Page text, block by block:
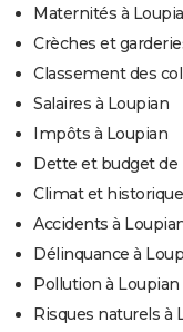
Maternités à
Crèches et
Classement des
Salaires à Loupian
Impôts à Loupian
Dette et budget de
Climat et
Accidents à
Délinquance à
Pollution à Loupian
Risques naturels à